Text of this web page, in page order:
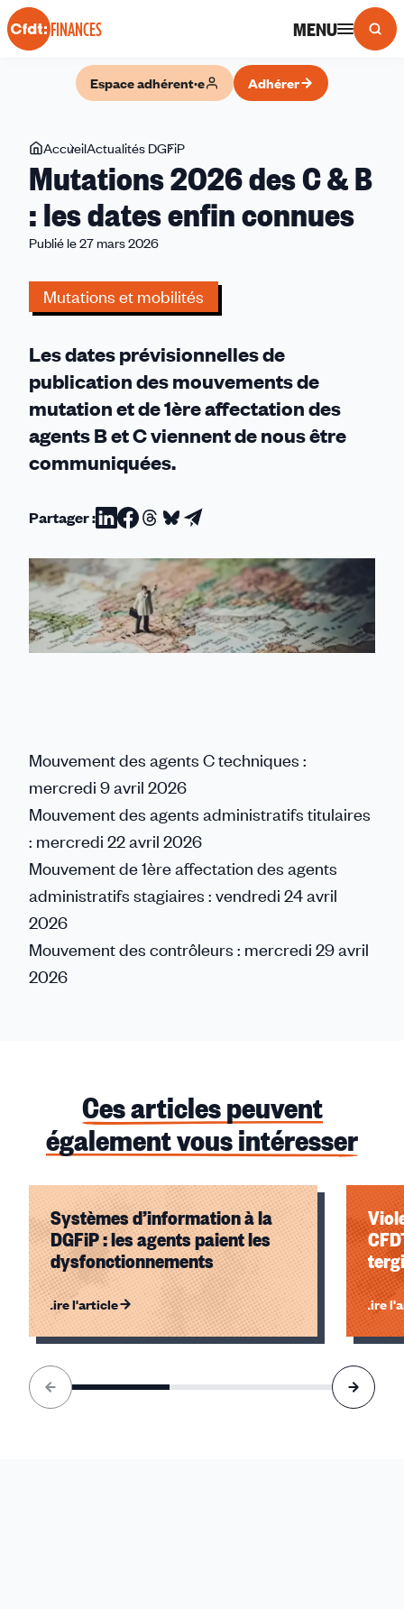
Panneau de gestion des cookies
FINANCES MENU
Espace adhérent·e Adhérer
Vous
êtes
ici
AccueilActualités DGFiP
2026
des
C
les
enfin
connues
Mutations 2026 des C & B
: les dates enfin connues
Publié le 27 mars 2026
Mutations et mobilités
Les dates prévisionnelles de
publication des mouvements de
mutation et de 1ère affectation des
agents B et C viennent de nous être
communiquées.
Partager :Partager
sur
Linkedin
Partager
sur
Facebook
Partager
sur
Threads
Partager
sur
Bluesky
Partager
par
email
Mouvement des agents C techniques :
mercredi 9 avril 2026
Mouvement des agents administratifs titulaires
: mercredi 22 avril 2026
Mouvement de 1ère affectation des agents
administratifs stagiaires : vendredi 24 avril
2026
Mouvement des contrôleurs : mercredi 29 avril
2026
Ces articles peuvent
également vous intéresser
Systèmes d’information à la
DGFiP : les agents paient les
dysfonctionnements
Lire l'article Lire